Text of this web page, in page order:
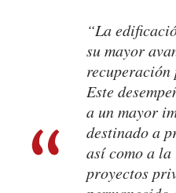
“La
su mayor
Este
a un mayor
destinado a
así como a
proyectos